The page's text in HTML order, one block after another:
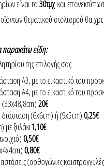
είναι τα30τμχ και
θεματικού στολισμού θα
παρακάτω είδη:
της επιλογής σας:
Α3, με το εικαστικό του
Α4, με το εικαστικό του
20€
διάσταση (6x6cm) ή (9x5cm) 0,25€
με ξυλάκι1,10€
0,50€
0,80€
(ορθογώνιες